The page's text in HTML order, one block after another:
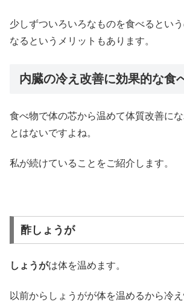
少しずついろいろなものを食べるとい
なるというメリットもあります。
内臓の冷え改善に効果的な食
食べ物で体の芯から温めて体質改善に
とはないですよね。
私が続けていることをご紹介します。
酢しょうが
しょうがは体を温めます。
以前からしょうがが体を温めるから冷